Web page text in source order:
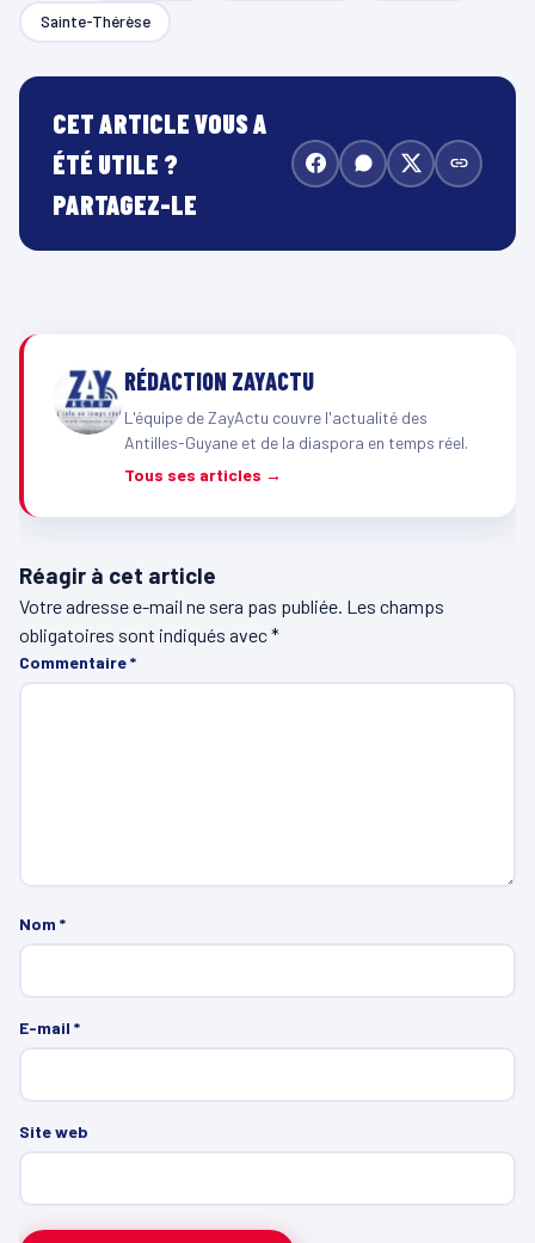
Sainte-Thérèse
CET ARTICLE VOUS A
ÉTÉ UTILE ?
PARTAGEZ-LE
RÉDACTION ZAYACTU
L'équipe de ZayActu couvre l'actualité des
Antilles-Guyane et de la diaspora en temps réel.
Tous ses articles →
Réagir à cet article
Votre adresse e-mail ne sera pas publiée. Les champs
obligatoires sont indiqués avec*
Commentaire*
Nom *
E-mail *
Site web